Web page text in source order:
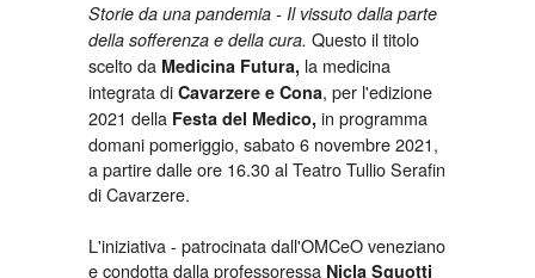
Storie da una pandemia - Il vissuto dalla parte
della sofferenza e della cura. Questo il titolo
scelto da Medicina Futura, la medicina
integrata di Cavarzere e Cona, per l'edizione
2021 della Festa del Medico, in programma
domani pomeriggio, sabato 6 novembre 2021,
a partire dalle ore 16.30 al Teatro Tullio Serafin
di Cavarzere.
L'iniziativa - patrocinata dall'OMCeO veneziano
e condotta dalla professoressa Nicla Sguotti